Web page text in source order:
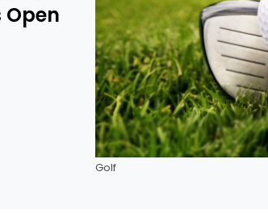
Open
Golf